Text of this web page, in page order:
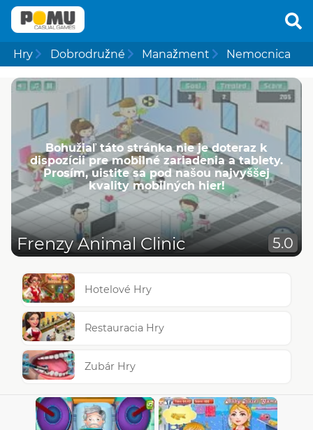
Hry Dobrodružné Manažment Nemocnica
Bohužiaľ táto stránka nie je doteraz k
dispozícii pre mobilné zariadenia a tablety.
Prosím, uistite sa pod našou najvyššej
kvality mobilných hier!
Frenzy Animal Clinic 5.0
Hotelové Hry
Restauracia Hry
Zubár Hry